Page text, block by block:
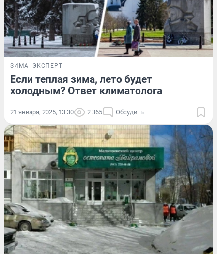
ЗИМА ЭКСПЕРТ
Если теплая зима, лето будет
холодным? Ответ климатолога
21 января, 2025, 13:30 2 365 Обсудить